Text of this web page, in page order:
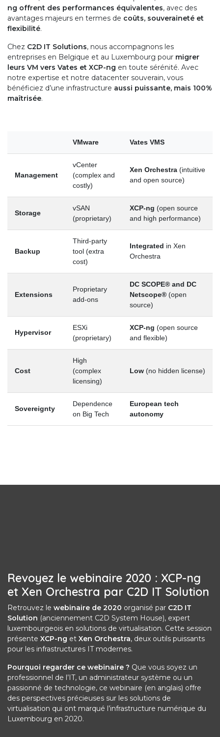
ng offrent des performances équivalentes, avec des
avantages majeurs en termes de coûts, souveraineté et
flexibilité.
Chez C2D IT Solutions, nous accompagnons les
entreprises en Belgique et au Luxembourg pour migrer
leurs VM vers Vates et XCP-ng en toute sérénité. Avec
notre expertise et notre datacenter souverain, vous
bénéficiez d’une infrastructure aussi puissante, mais 100%
maîtrisée.
VMware Vates VMS
Management
vCenter
(complex and
costly)
Xen Orchestra (intuitive
and open source)
Storage
vSAN
(proprietary)
XCP-ng (open source
and high performance)
Backup
Third-party
tool (extra
cost)
Integrated in Xen
Orchestra
Extensions
Proprietary
add-ons
DC SCOPE® and DC
Netscope® (open
source)
Hypervisor
ESXi
(proprietary)
XCP-ng (open source
and flexible)
Cost
High
(complex
licensing)
Low (no hidden license)
Sovereignty
Dependence
on Big Tech
European tech
autonomy
Revoyez le webinaire 2020 : XCP-ng
et Xen Orchestra par C2D IT Solution
Retrouvez le webinaire de 2020 organisé par C2D IT
Solution (anciennement C2D System House), expert
luxembourgeois en solutions de virtualisation. Cette session
présente XCP-ng et Xen Orchestra, deux outils puissants
pour les infrastructures IT modernes.
Pourquoi regarder ce webinaire ? Que vous soyez un
professionnel de l’IT, un administrateur système ou un
passionné de technologie, ce webinaire (en anglais) offre
des perspectives précieuses sur les solutions de
virtualisation qui ont marqué l’infrastructure numérique du
Luxembourg en 2020.